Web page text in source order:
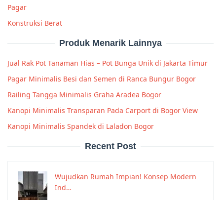
Pagar
Konstruksi Berat
Produk Menarik Lainnya
Jual Rak Pot Tanaman Hias – Pot Bunga Unik di Jakarta Timur
Pagar Minimalis Besi dan Semen di Ranca Bungur Bogor
Railing Tangga Minimalis Graha Aradea Bogor
Kanopi Minimalis Transparan Pada Carport di Bogor View
Kanopi Minimalis Spandek di Laladon Bogor
Recent Post
Wujudkan Rumah Impian! Konsep Modern
Ind…